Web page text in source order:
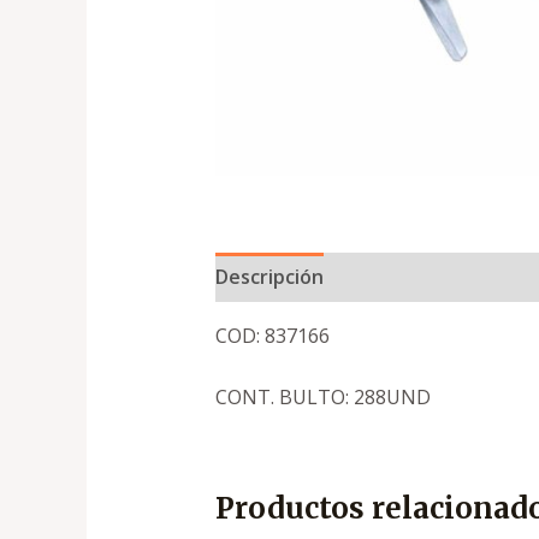
Descripción
COD: 837166
CONT. BULTO: 288UND
Productos